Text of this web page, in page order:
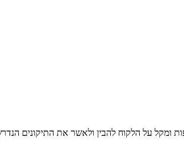
ומקל על הלקוח להבין ולאשר את התיקונים